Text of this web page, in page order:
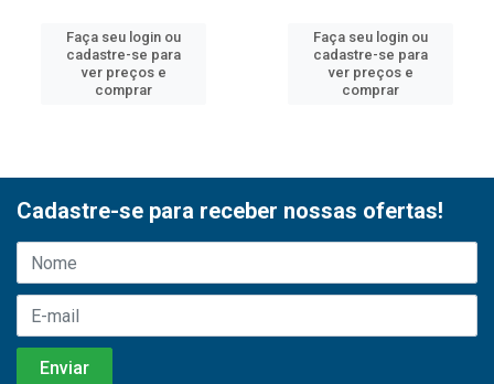
Faça seu login ou
cadastre-se para
ver preços e
comprar
Faça seu login ou
cadastre-se para
ver preços e
comprar
Cadastre-se para receber nossas ofertas!